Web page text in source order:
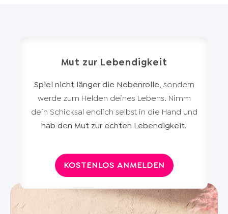
Mut zur Lebendigkeit
Spiel nicht länger die Nebenrolle, sondern
werde zum Helden deines Lebens. Nimm
dein Schicksal endlich selbst in die Hand und
hab den Mut zur echten Lebendigkeit.
KOSTENLOS ANMELDEN